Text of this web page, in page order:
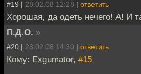
#19 | 28.02.08 12:28 | ответить
Хорошая, да одеть нечего! А! И
П.Д.О. »
#20 | 28.02.08 14:30 | ответить
Кому: Exgumator, #15